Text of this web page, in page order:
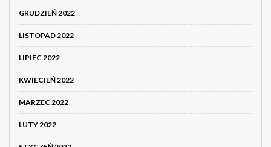
GRUDZIEŃ 2022
LISTOPAD 2022
LIPIEC 2022
KWIECIEŃ 2022
MARZEC 2022
LUTY 2022